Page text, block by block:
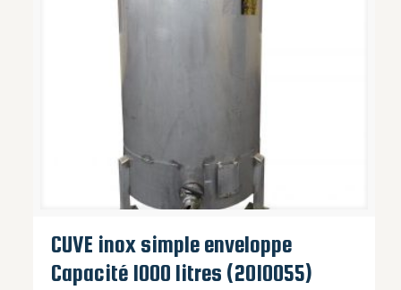
CUVE inox simple enveloppe
Capacité 1000 litres (2010055)